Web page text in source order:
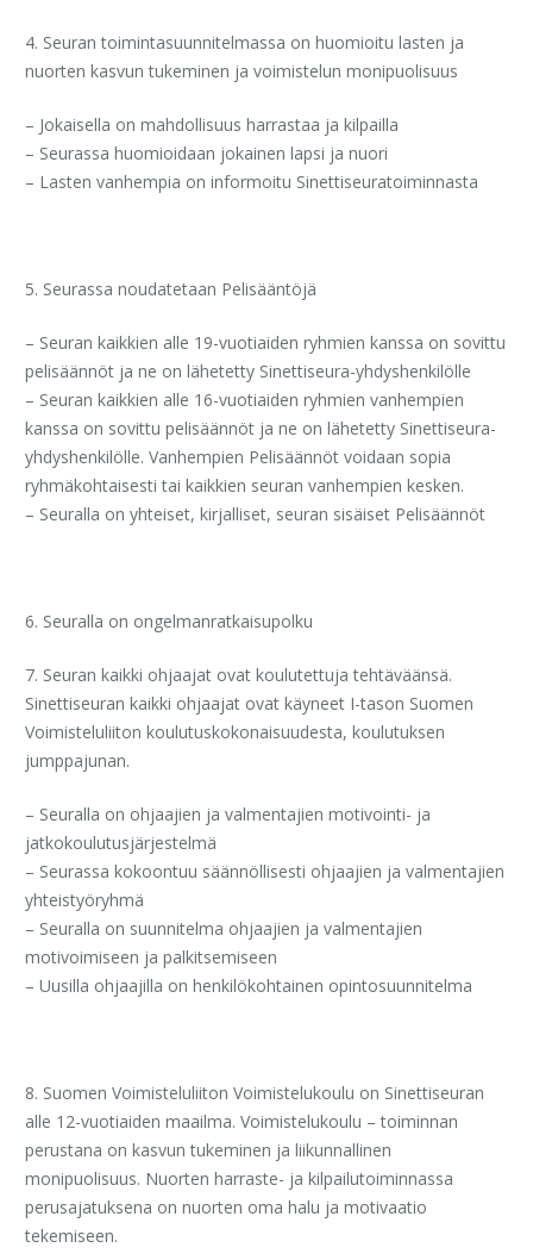
4. Seuran toimintasuunnitelmassa on huomioitu lasten ja
nuorten kasvun tukeminen ja voimistelun monipuolisuus
– Jokaisella on mahdollisuus harrastaa ja kilpailla
– Seurassa huomioidaan jokainen lapsi ja nuori
– Lasten vanhempia on informoitu Sinettiseuratoiminnasta
5. Seurassa noudatetaan Pelisääntöjä
– Seuran kaikkien alle 19-vuotiaiden ryhmien kanssa on sovittu
pelisäännöt ja ne on lähetetty Sinettiseura-yhdyshenkilölle
– Seuran kaikkien alle 16-vuotiaiden ryhmien vanhempien
kanssa on sovittu pelisäännöt ja ne on lähetetty Sinettiseura-
yhdyshenkilölle. Vanhempien Pelisäännöt voidaan sopia
ryhmäkohtaisesti tai kaikkien seuran vanhempien kesken.
– Seuralla on yhteiset, kirjalliset, seuran sisäiset Pelisäännöt
6. Seuralla on ongelmanratkaisupolku
7. Seuran kaikki ohjaajat ovat koulutettuja tehtäväänsä.
Sinettiseuran kaikki ohjaajat ovat käyneet I-tason Suomen
Voimisteluliiton koulutuskokonaisuudesta, koulutuksen
jumppajunan.
– Seuralla on ohjaajien ja valmentajien motivointi- ja
jatkokoulutusjärjestelmä
– Seurassa kokoontuu säännöllisesti ohjaajien ja valmentajien
yhteistyöryhmä
– Seuralla on suunnitelma ohjaajien ja valmentajien
motivoimiseen ja palkitsemiseen
– Uusilla ohjaajilla on henkilökohtainen opintosuunnitelma
8. Suomen Voimisteluliiton Voimistelukoulu on Sinettiseuran
alle 12-vuotiaiden maailma. Voimistelukoulu – toiminnan
perustana on kasvun tukeminen ja liikunnallinen
monipuolisuus. Nuorten harraste- ja kilpailutoiminnassa
perusajatuksena on nuorten oma halu ja motivaatio
tekemiseen.